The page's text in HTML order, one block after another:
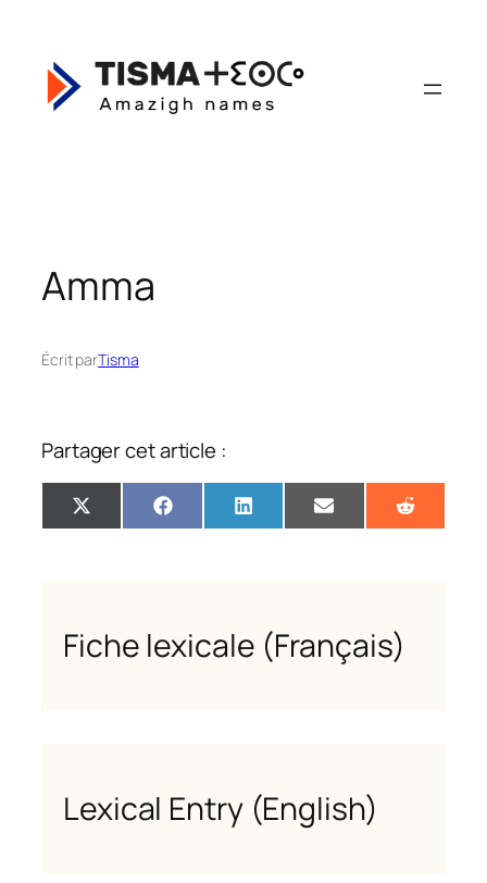
contenu
Amma
Écrit parTisma
Partager cet article :
Share
on
X
(Twitter)
Share
on
FacebookShare
on
LinkedInShare
on
Email Share
on
Reddit
Fiche lexicale (Français)
Lexical Entry (English)